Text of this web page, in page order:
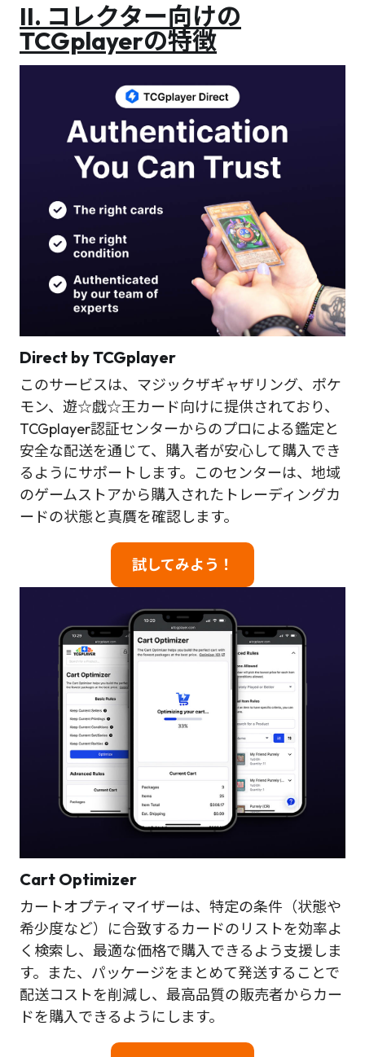
II. コレクター向けの
TCGplayerの特徴
Direct by TCGplayer
このサービスは、マジックザギャザリング、ポケ
モン、遊☆戯☆王カード向けに提供されており、
TCGplayer認証センターからのプロによる鑑定と
安全な配送を通じて、購入者が安心して購入でき
るようにサポートします。このセンターは、地域
のゲームストアから購入されたトレーディングカ
ードの状態と真贋を確認します。
試してみよう！
Cart Optimizer
カートオプティマイザーは、特定の条件（状態や
希少度など）に合致するカードのリストを効率よ
く検索し、最適な価格で購入できるよう支援しま
す。また、パッケージをまとめて発送することで
配送コストを削減し、最高品質の販売者からカー
ドを購入できるようにします。